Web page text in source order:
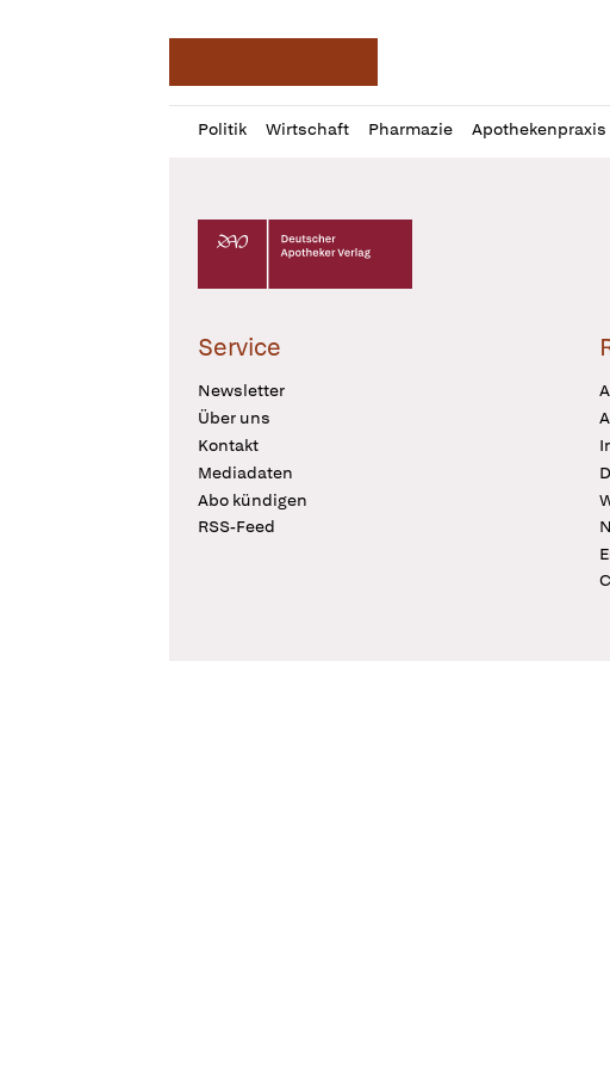
Politik Wirtschaft Pharmazie Apothekenpraxis
Profil
öffnen
Daz
Pur
Deutscher Apotheker Verlag Logo
Service
Newsletter
Über uns
Kontakt
Mediadaten
Abo kündigen
RSS-Feed